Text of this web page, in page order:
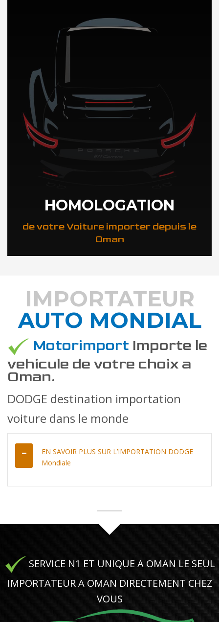
DÉCOUVREZ NOTRE IMPORTATION AUTO a Oman
HOMOLOGATION
de votre Voiture importer depuis le
Oman
DÉCOUVREZ COMMENT
IMPORTATEUR
AUTO MONDIAL
Motorimport Importe le
vehicule de votre choix a
Oman.
DODGE destination importation
voiture dans le monde
EN SAVOIR PLUS SUR L’IMPORTATION DODGE
Mondiale
SERVICE N1 ET UNIQUE A OMAN LE SEUL
IMPORTATEUR A OMAN DIRECTEMENT CHEZ
VOUS